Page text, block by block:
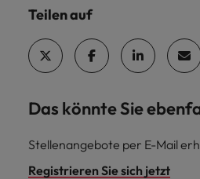
Teilen auf
Das könnte Sie
Stellenangebote per E-Mail
Registrieren Sie sich jetzt